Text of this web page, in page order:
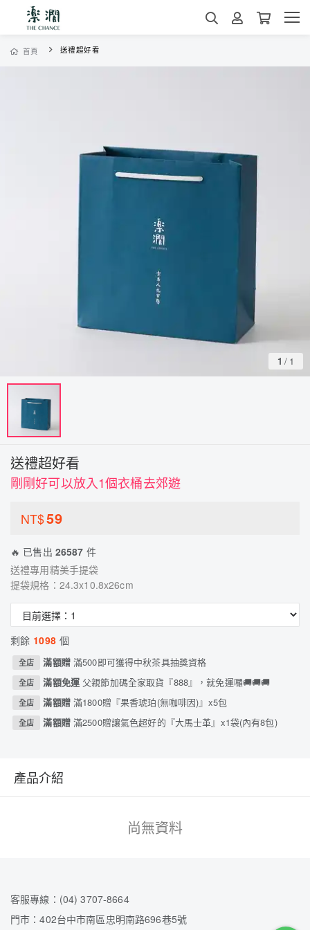
首頁 送禮超好看
1 / 1
送禮超好看
剛剛好可以放入1個衣桶去郊遊
NT$59
🔥 已售出 26587 件
送禮專用精美手提袋
提袋規格：24.3x10.8x26cm
剩餘 1098 個
全店 滿額贈 滿500即可獲得中秋茶具抽獎資格
全店 滿額免運 父親節加碼全家取貨『888』，就免運囉🚚🚚🚚
全店 滿額贈 滿1800贈『果香琥珀(無咖啡因)』x5包
全店 滿額贈 滿2500贈讓氣色超好的『大馬士革』x1袋(內有8包)
產品介紹
尚無資料
客服專線：(04) 3707-8664
門市：402台中市南區忠明南路696巷5號